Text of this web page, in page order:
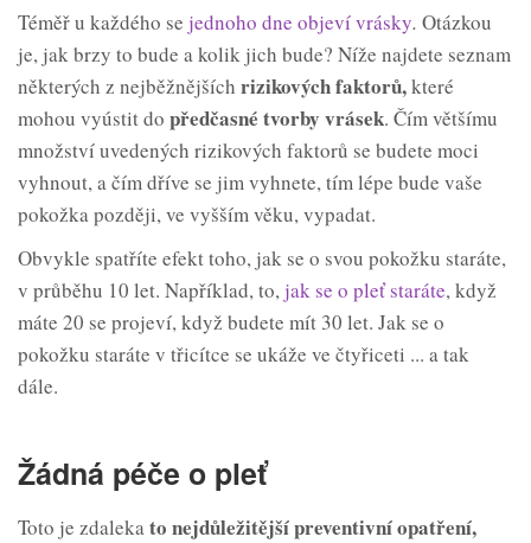
Téměř u každého se jednoho dne objeví vrásky. Otázkou
je, jak brzy to bude a kolik jich bude? Níže najdete seznam
některých z nejběžnějších rizikovýchfaktorů,které
mohou vyústit do předčasné tvorby vrásek. Čím většímu
množství uvedených rizikových faktorů se budete moci
vyhnout, a čím dříve se jim vyhnete, tím lépe bude vaše
pokožka později, ve vyšším věku, vypadat.
Obvykle spatříte efekt toho, jak se o svou pokožku staráte,
v průběhu 10 let. Například, to, jak se o pleť staráte, když
máte 20 se projeví, když budete mít 30 let. Jak se o
pokožku staráte v třicítce se ukáže ve čtyřiceti ... a tak
dále.
Žádná péče o pleť
Toto je zdalekato nejdůležitější preventivníopatření,